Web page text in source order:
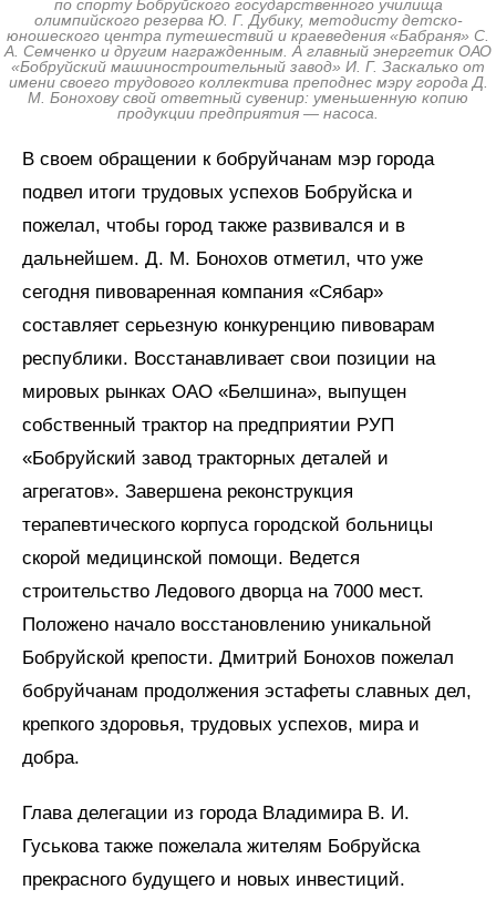
по спорту Бобруйского государственного училища
олимпийского резерва Ю. Г. Дубику, методисту детско-
юношеского центра путешествий и краеведения «Бабраня» С.
А. Семченко и другим награжденным. А главный энергетик ОАО
«Бобруйский машиностроительный завод» И. Г. Заскалько от
имени своего трудового коллектива преподнес мэру города Д.
М. Бонохову свой ответный сувенир: уменьшенную копию
продукции предприятия — насоса.
В своем обращении к бобруйчанам мэр города
подвел итоги трудовых успехов Бобруйска и
пожелал, чтобы город также развивался и в
дальнейшем. Д. М. Бонохов отметил, что уже
сегодня пивоваренная компания «Сябар»
составляет серьезную конкуренцию пивоварам
республики. Восстанавливает свои позиции на
мировых рынках ОАО «Белшина», выпущен
собственный трактор на предприятии РУП
«Бобруйский завод тракторных деталей и
агрегатов». Завершена реконструкция
терапевтического корпуса городской больницы
скорой медицинской помощи. Ведется
строительство Ледового дворца на 7000 мест.
Положено начало восстановлению уникальной
Бобруйской крепости. Дмитрий Бонохов пожелал
бобруйчанам продолжения эстафеты славных дел,
крепкого здоровья, трудовых успехов, мира и
добра.
Глава делегации из города Владимира В. И.
Гуськова также пожелала жителям Бобруйска
прекрасного будущего и новых инвестиций.